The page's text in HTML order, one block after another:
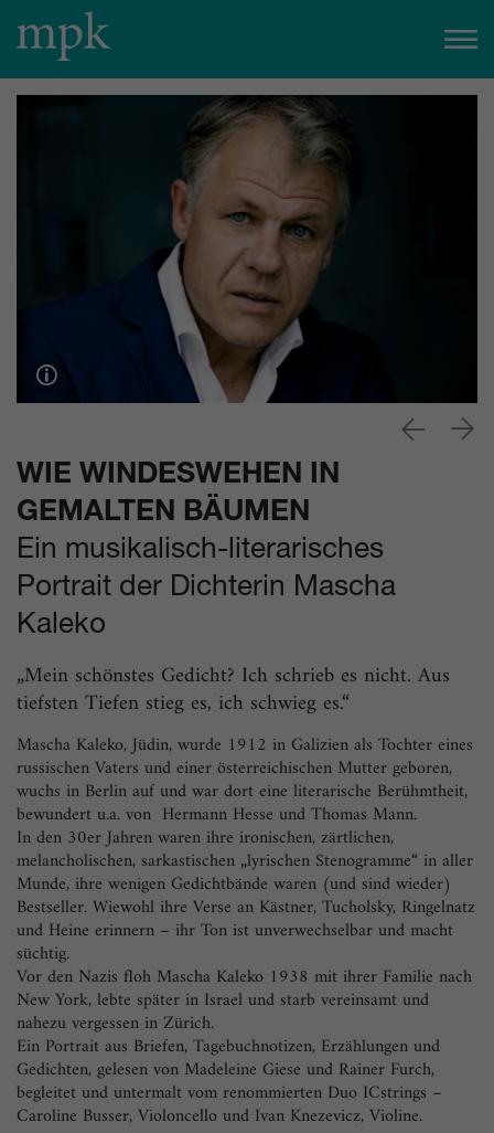
Heute geöffnet
10:00–17:00Uhr
Kuratorinnenführung zum Geburtstag von Eileen Gray
zum Veranstaltungskalender Tickets
WIE WINDESWEHEN IN
GEMALTEN BÄUMEN
Ein musikalisch-literarisches
Portrait der Dichterin Mascha
Kaleko
„Mein schönstes Gedicht? Ich schrieb es nicht. Aus
tiefsten Tiefen stieg es, ich schwieg es.“
Mascha Kaleko, Jüdin, wurde 1912 in Galizien als Tochter eines
russischen Vaters und einer österreichischen Mutter geboren,
wuchs in Berlin auf und war dort eine literarische Berühmtheit,
bewundert u.a. von Hermann Hesse und Thomas Mann.
In den 30er Jahren waren ihre ironischen, zärtlichen,
melancholischen, sarkastischen „lyrischen Stenogramme“ in aller
Munde, ihre wenigen Gedichtbände waren (und sind wieder)
Bestseller. Wiewohl ihre Verse an Kästner, Tucholsky, Ringelnatz
und Heine erinnern – ihr Ton ist unverwechselbar und macht
süchtig.
Vor den Nazis floh Mascha Kaleko 1938 mit ihrer Familie nach
New York, lebte später in Israel und starb vereinsamt und
nahezu vergessen in Zürich.
Ein Portrait aus Briefen, Tagebuchnotizen, Erzählungen und
Gedichten, gelesen von Madeleine Giese und Rainer Furch,
begleitet und untermalt vom renommierten Duo ICstrings –
Caroline Busser, Violoncello und Ivan Knezevicz, Violine.